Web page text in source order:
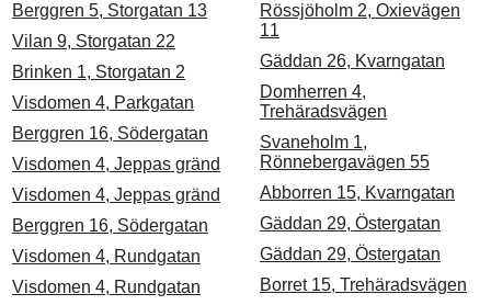
Berggren 5, Storgatan 13
Vilan 9, Storgatan 22
Brinken 1, Storgatan 2
Visdomen 4, Parkgatan
Berggren 16, Södergatan
Visdomen 4, Jeppas gränd
Visdomen 4, Jeppas gränd
Berggren 16, Södergatan
Visdomen 4, Rundgatan
Visdomen 4, Rundgatan
Rössjöholm 2, Oxievägen
11
Gäddan 26, Kvarngatan
Domherren 4,
Trehäradsvägen
Svaneholm 1,
Rönnebergavägen 55
Abborren 15, Kvarngatan
Gäddan 29, Östergatan
Gäddan 29, Östergatan
Borret 15, Trehäradsvägen